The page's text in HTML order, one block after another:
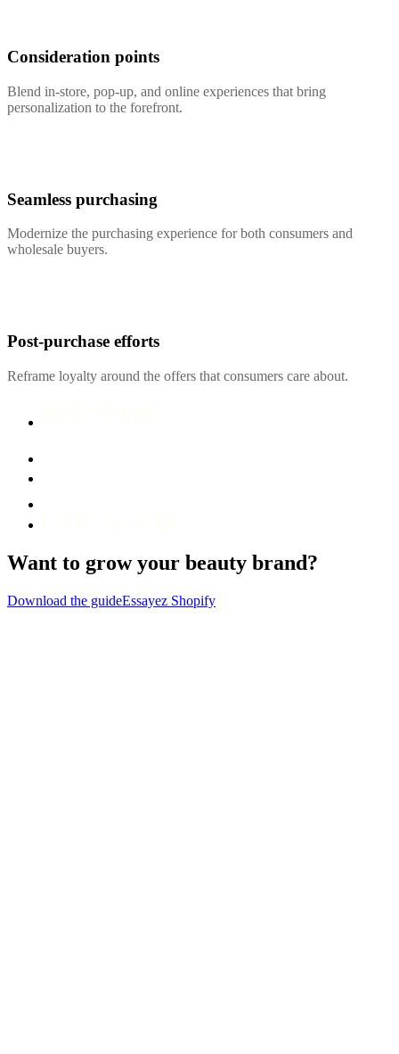
Consideration points
Blend in-store, pop-up, and online experiences that bring
personalization to the forefront.
Seamless purchasing
Modernize the purchasing experience for both consumers and
wholesale buyers.
Post-purchase efforts
Reframe loyalty around the offers that consumers care about.
Want to grow your beauty brand?
Download the guideEssayez Shopify